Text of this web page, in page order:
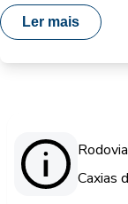
Ler mais
Caxias